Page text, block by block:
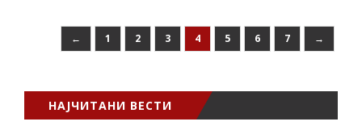
← 1 2 3 4 5 6 7 →
НАЈЧИТАНИ ВЕСТИ